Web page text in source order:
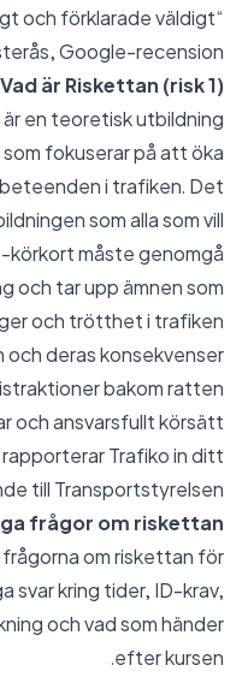
och förklarade väldigt
Google-recension
Vad är Riskettan (risk 1)?
är en teoretisk utbildning
fokuserar på att öka
i trafiken. Det
som alla som vill
körkort måste genomgå.
och tar upp ämnen som:
och trötthet i trafiken
deras konsekvenser
bakom ratten
och ansvarsfullt körsätt
Trafiko in ditt
till Transportstyrelsen.
frågor om riskettan
frågorna om riskettan för
svar kring tider, ID-krav,
och vad som händer
efter kursen.